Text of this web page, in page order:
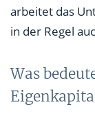
arbeitet das
in der Regel
Was